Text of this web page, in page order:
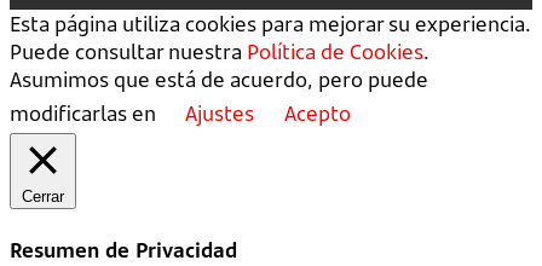
Esta página utiliza cookies para mejorar su experiencia.
Puede consultar nuestra Política de Cookies.
Asumimos que está de acuerdo, pero puede
modificarlas en
Ajustes Acepto
Cerrar
Resumen de Privacidad